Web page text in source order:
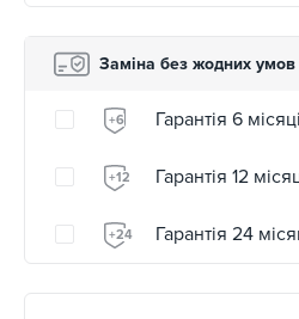
Заміна без жодних умов
+6 Гарантія 6
+12 Гарантія 12
+24 Гарантія 24